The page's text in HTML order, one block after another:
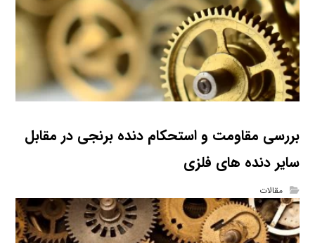
بررسی مقاومت و استحکام دنده برنجی در مقابل
سایر دنده‌ های فلزی
مقالات